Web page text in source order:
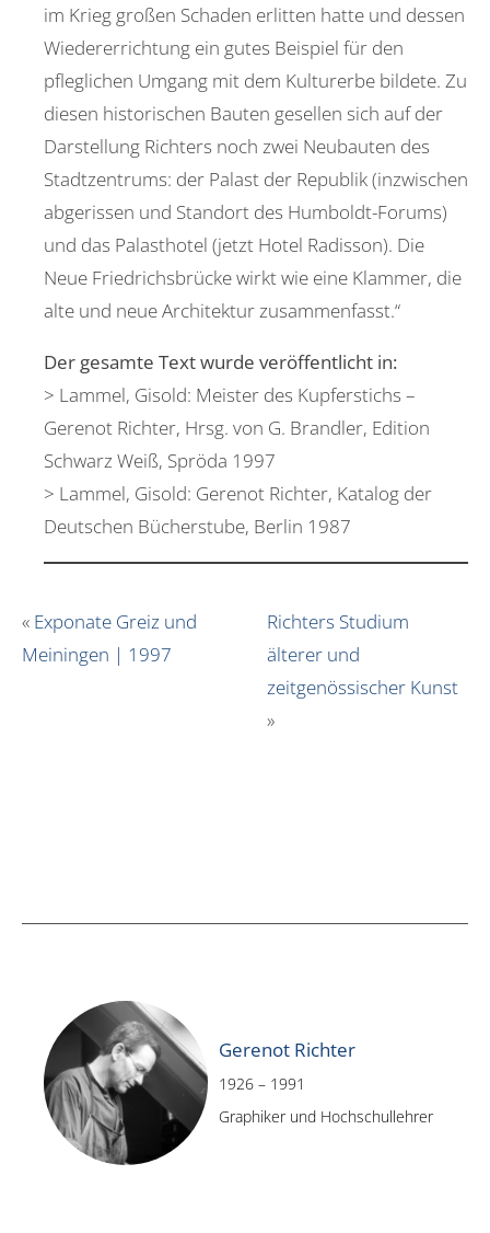
im Krieg großen Schaden erlitten hatte und dessen
Wiedererrichtung ein gutes Beispiel für den
pfleglichen Umgang mit dem Kulturerbe bildete. Zu
diesen historischen Bauten gesellen sich auf der
Darstellung Richters noch zwei Neubauten des
Stadtzentrums: der Palast der Republik (inzwischen
abgerissen und Standort des Humboldt-Forums)
und das Palasthotel (jetzt Hotel Radisson). Die
Neue Friedrichsbrücke wirkt wie eine Klammer, die
alte und neue Architektur zusammenfasst.“
Der gesamte Text wurde veröffentlicht in:
> Lammel, Gisold: Meister des Kupferstichs –
Gerenot Richter, Hrsg. von G. Brandler, Edition
Schwarz Weiß, Spröda 1997
> Lammel, Gisold: Gerenot Richter, Katalog der
Deutschen Bücherstube, Berlin 1987
« Exponate Greiz und
Meiningen | 1997
Richters Studium
älterer und
zeitgenössischer Kunst
»
Gerenot Richter
1926 – 1991
Graphiker und Hochschullehrer